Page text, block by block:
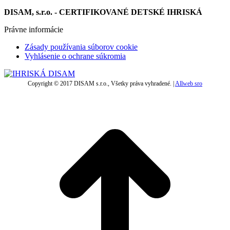
DISAM, s.r.o. - CERTIFIKOVANÉ DETSKÉ IHRISKÁ
Právne informácie
Zásady používania súborov cookie
Vyhlásenie o ochrane súkromia
Copyright © 2017 DISAM s.r.o., Všetky práva vyhradené. | Allweb sro